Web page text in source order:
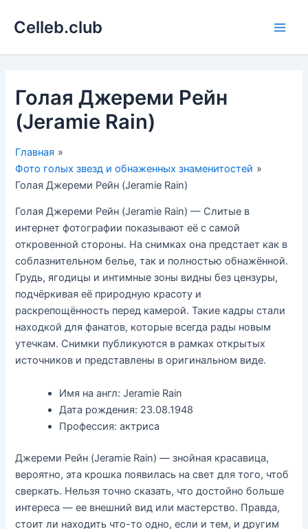
Celleb.club
Голая Джереми Рейн
(Jeramie Rain)
Главная
Фото голых звезд и обнаженных знаменитостей
Голая Джереми Рейн (Jeramie Rain)
Голая Джереми Рейн (Jeramie Rain) — Слитые в
интернет фотографии показывают её с самой
откровенной стороны. На снимках она предстает как в
соблазнительном белье, так и полностью обнажённой.
Грудь, ягодицы и интимные зоны видны без цензуры,
подчёркивая её природную красоту и
раскрепощённость перед камерой. Такие кадры стали
находкой для фанатов, которые всегда рады новым
утечкам. Снимки публикуются в рамках открытых
источников и представлены в оригинальном виде.
Имя на англ: Jeramie Rain
Дата рождения: 23.08.1948
Профессия: актриса
Джереми Рейн (Jeramie Rain) — знойная красавица,
вероятно, эта крошка появилась на свет для того, чтоб
сверкать. Нельзя точно сказать, что достойно больше
интереса — ее внешний вид или мастерство. Правда,
стоит ли находить что-то одно, если и тем, и другим